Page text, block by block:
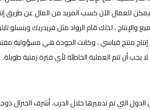
للعمال الآن كسب المزيد من المال عن طريق
والإنتاج ، لذلك قام الرواد مثل فريدريك وينسلو
إنتاج منتج قياسي ، وكانت الجودة هي مسؤولية
أن تتم العملية الخاطئة لأي فترة زمنية طويلة.
الدول التي تم تدميرها خلال الحرب. أشرف الجنرال